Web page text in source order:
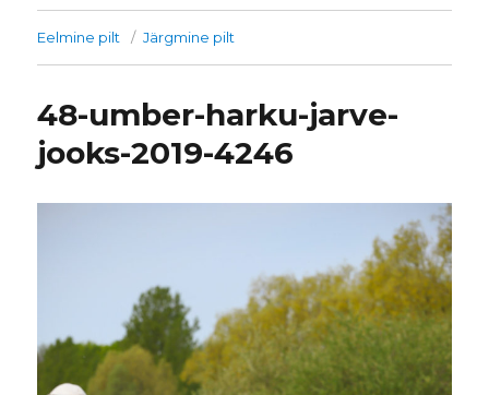
Eelmine pilt Järgmine pilt
48-umber-harku-jarve-
jooks-2019-4246